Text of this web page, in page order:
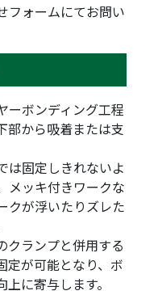
フォームにてお問い
ーボンディング工程
部から吸着または支
は固定しきれないよ
メッキ付きワークな
クが浮いたりズレた
クランプと併用する
定が可能となり、ボ
に寄与します。